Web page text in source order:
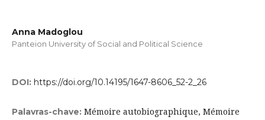
Anna Madoglou
Panteion University of Social and Political Science
DOI: https://doi.org/10.14195/1647-8606_52-2_26
Palavras-chave: Mémoire autobiographique, Mémoire